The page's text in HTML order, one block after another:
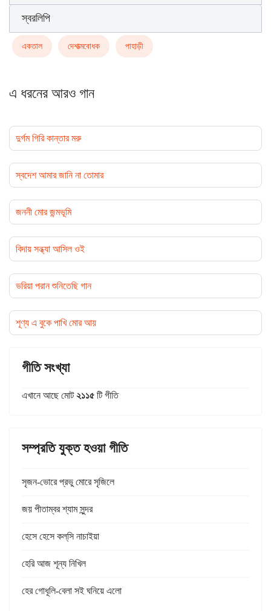
স্বরলিপি
একতাল দেশাত্মবোধক পাহাড়ী
এ ধরনের আরও গান
দুর্গম গিরি কান্তার মরু
স্বদেশ আমার জানি না তোমার
জননী মোর জন্মভূমি
বিদায় সন্ধ্যা আসিল ওই
ভরিয়া পরান শুনিতেছি গান
শূণ্য এ বুকে পাখি মোর আয়
গীতি সংখ্যা
এখানে আছে মোট২১১৫ টি গীতি
সম্প্রতি যুক্ত হওয়া গীতি
সৃজন-ভোরে প্রভু মোরে সৃজিলে
জয় পীতাম্বর শ্যাম সুন্দর
হেসে হেসে কল্‌সি নাচাইয়া
হেরি আজ শূন্য নিখিল
হের গোধূলি-বেলা সই ঘনিয়ে এলো